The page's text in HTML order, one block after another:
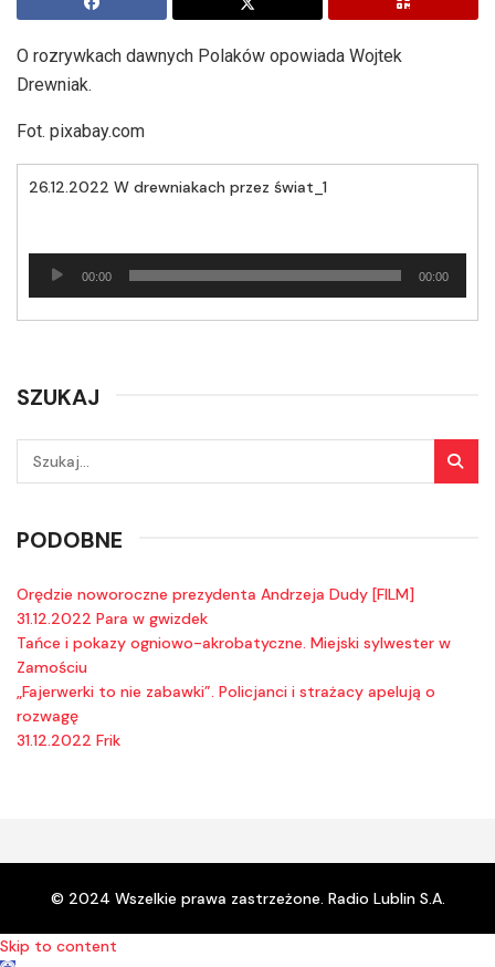
O rozrywkach dawnych Polaków opowiada Wojtek
Drewniak.
Fot. pixabay.com
26.12.2022 W drewniakach przez świat_1
Odtwarzacz
plików
00:00 00:00
SZUKAJ
PODOBNE
Orędzie noworoczne prezydenta Andrzeja Dudy [FILM]
31.12.2022 Para w gwizdek
Tańce i pokazy ogniowo-akrobatyczne. Miejski sylwester w
Zamościu
„Fajerwerki to nie zabawki”. Policjanci i strażacy apelują o
rozwagę
31.12.2022 Frik
© 2024 Wszelkie prawa zastrzeżone. Radio Lublin S.A.
Skip to content